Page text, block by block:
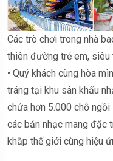
Các trò chơi trong nhà
thiên đường trẻ em, siêu
• Quý khách cùng hòa
tráng tại khu sân khấu
chứa hơn 5.000 chỗ
các bản nhạc mang đặc
khắp thế giới cùng hiệu